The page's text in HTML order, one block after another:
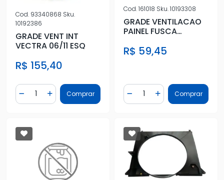
Cod. 93340868 Sku.
10192386
GRADE VENT INT
VECTRA 06/11 ESQ
R$ 155,40
Diminuir Quantidade
Quantidade
Adicionar Quantidade
Comprar
Cod.161018 Sku.10193308
GRADE VENTILACAO
PAINEL FUSCA
R$ 59,45
Diminuir Quantidade
Quantidade
AdicionarComprar